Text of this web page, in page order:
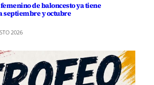
de baloncesto ya tiene
septiembre y octubre
2026